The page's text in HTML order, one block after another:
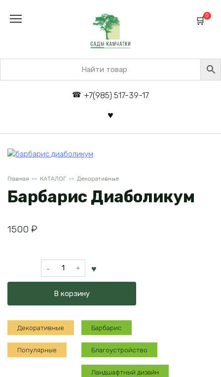
+7(985) 517-39-17
0
Главная КАТАЛОГ Декоративные
Барбарис Диаболикум
1500 ₽
Количество
товара
Диаболикум
В корзину
Декоративные
Популярные
Барбарис
Благоустройство
Ландшафтный дизайн